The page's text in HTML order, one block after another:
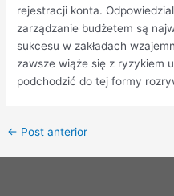
rejestracji konta.
zarządzanie budżetem są
sukcesu w zakładach
zawsze wiąże się z ryzykiem
podchodzić do tej formy
← Post anterior